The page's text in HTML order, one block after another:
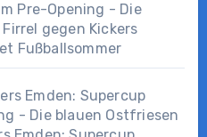
Pre-Opening - Die
Firrel gegen Kickers
Fußballsommer
Emden: Supercup
- Die blauen Ostfriesen